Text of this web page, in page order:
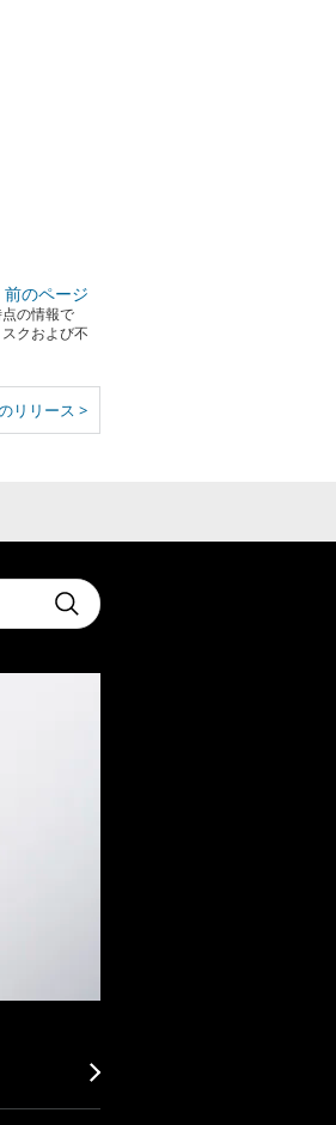
前のページ
の情報で
クおよび不
リリース >
Submit